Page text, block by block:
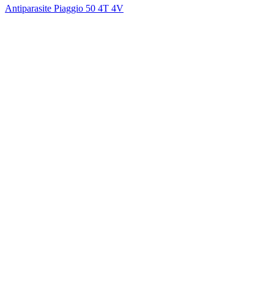
Antiparasite Piaggio 50 4T 4V